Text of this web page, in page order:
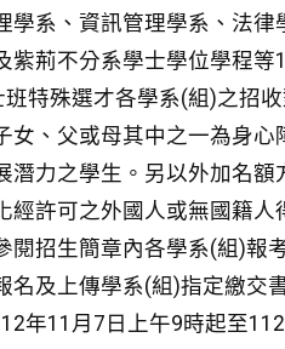
學系、資訊管理學系、法
紫荊不分系學士學位學程等
特殊選才各學系(組)之招
女、父或母其中之一為身
潛力之學生。另以外加名
經許可之外國人或無國籍
閱招生簡章內各學系(組)報
名及上傳學系(組)指定繳交
年11月7日上午9時起至